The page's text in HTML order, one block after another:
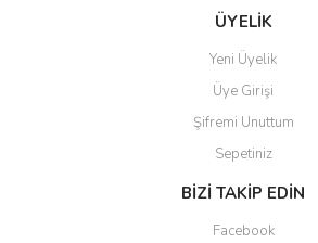
ÜYELİK
Yeni Üyelik
Üye Girişi
Şifremi Unuttum
Sepetiniz
BİZİ TAKİP EDİN
Facebook